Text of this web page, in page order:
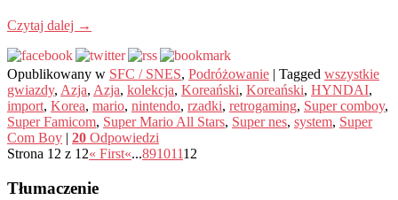
Czytaj dalej →
Opublikowany w SFC / SNES, Podróżowanie | Tagged wszystkie
gwiazdy, Azja, Azja, kolekcja, Koreański, Koreański, HYNDAI,
import, Korea, mario, nintendo, rzadki, retrogaming, Super comboy,
Super Famicom, Super Mario All Stars, Super nes, system, Super
Com Boy | 20 Odpowiedzi
Strona 12 z 12« First«...89101112
Tłumaczenie